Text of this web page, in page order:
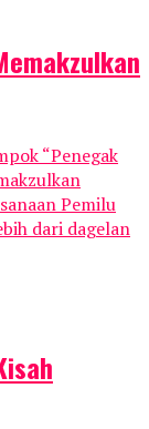
“Penegak
Pemilu
dari dagelan